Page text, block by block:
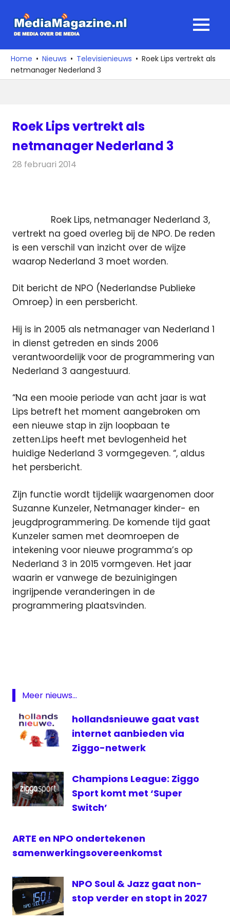
naar
media
over
de
MENU
Home Nieuws Televisienieuws
Roek Lips vertrekt als
netmanager Nederland 3
Roek Lips vertrekt als
netmanager Nederland 3
28 februari 2014
Roek Lips, netmanager Nederland 3,
vertrekt na goed overleg bij de NPO. De reden
is een verschil van inzicht over de wijze
waarop Nederland 3 moet worden.
Dit bericht de NPO (Nederlandse Publieke
Omroep) in een persbericht.
Hij is in 2005 als netmanager van Nederland 1
in dienst getreden en sinds 2006
verantwoordelijk voor de programmering van
Nederland 3 aangestuurd.
“Na een mooie periode van acht jaar is wat
Lips betreft het moment aangebroken om
een nieuwe stap in zijn loopbaan te
zetten.Lips heeft met bevlogenheid het
huidige Nederland 3 vormgegeven. “, aldus
het persbericht.
Zijn functie wordt tijdelijk waargenomen door
Suzanne Kunzeler, Netmanager kinder- en
jeugdprogrammering. De komende tijd gaat
Kunzeler samen met deomroepen de
intekening voor nieuwe programma’s op
Nederland 3 in 2015 vormgeven. Het jaar
waarin er vanwege de bezuinigingen
ingrijpende veranderingen in de
programmering plaatsvinden.
NPO
Lips
televisie
Meer nieuws...
hollandsnieuwe gaat vast
internet aanbieden via
Ziggo-netwerk
Champions League: Ziggo
Sport komt met ‘Super
Switch’
ARTE en NPO ondertekenen
samenwerkingsovereenkomst
NPO Soul & Jazz gaat non-
stop verder en stopt in 2027